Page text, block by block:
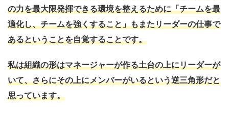
の力を最大限発揮できる環境を整えるために「チームを最
適化し、チームを強くすること」もまたリーダーの仕事で
あるということを自覚することです。
私は組織の形はマネージャーが作る土台の上にリーダーが
いて、さらにその上にメンバーがいるという逆三角形だと
思っています。